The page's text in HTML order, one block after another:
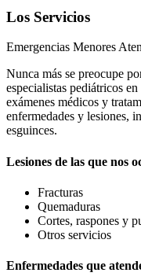
Los Servicios
Emergencias Menores
Nunca más se preocupe
especialistas pediátricos
exámenes médicos y
enfermedades y lesiones,
esguinces.
Lesiones de las que nos
Fracturas
Quemaduras
Cortes, raspones y
Otros servicios
Enfermedades que